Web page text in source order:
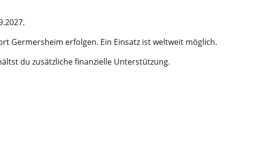
Germersheim erfolgen. Ein Einsatz ist weltweit möglich.
du zusätzliche finanzielle Unterstützung.